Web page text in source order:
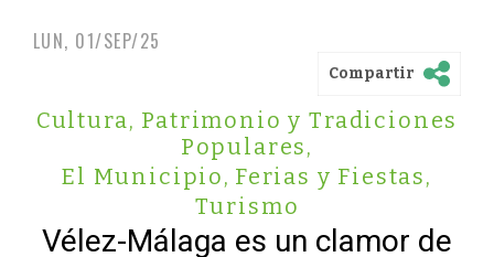
LUN, 01/SEP/25
Compartir
Cultura, Patrimonio y Tradiciones
Populares,
El Municipio, Ferias y Fiestas,
Turismo
Vélez-Málaga es un clamor de